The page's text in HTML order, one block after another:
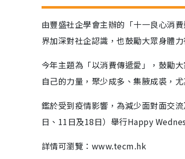
由豐盛社企學會主辦的「十一良心消
界加深對社企認識，也鼓勵大眾身體
今年主題為「以消費傳遞愛」，鼓勵
自己的力量，聚少成多、集腋成裘，
鑑於受到疫情影響，為減少面對面交
日、11日及18日）舉行Happy
詳情可瀏覽：www.tecm.hk